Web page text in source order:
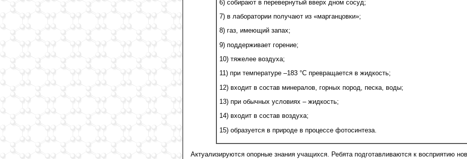
6) собирают в перевернутый вверх дном сосуд;
7) в лаборатории получают из «марганцовки»;
8) газ, имеющий запах;
9) поддерживает горение;
10) тяжелее воздуха;
11) при температуре –183 °С превращается в жидкость;
12) входит в состав минералов, горных пород, песка, воды;
13) при обычных условиях – жидкость;
14) входит в состав воздуха;
15) образуется в природе в процессе фотосинтеза.
Актуализируются опорные знания учащихся. Ребята подготавливаются к восприятию